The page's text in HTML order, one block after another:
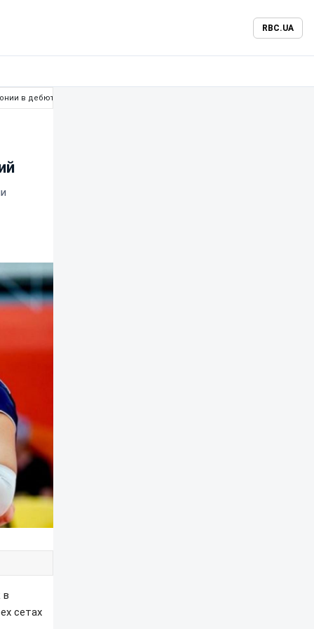
RBC.UA
в дебютной Лиге наций
в
сетах